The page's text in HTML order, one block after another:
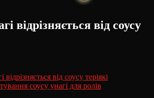
відрізняється від соусу
від соусу теріякі
соусу унагі для ролів